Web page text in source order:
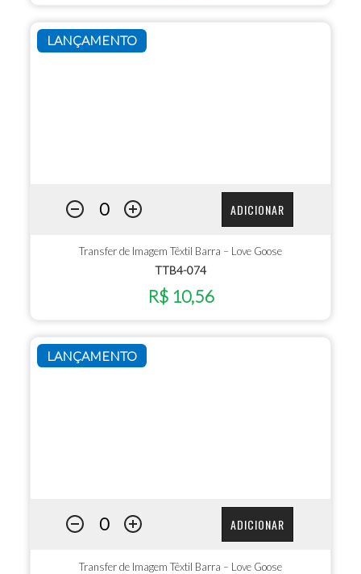
LANÇAMENTO
ADICIONAR
Transfer de Imagem Têxtil Barra – Love Goose
TTB4-074
R$ 10,56
LANÇAMENTO
ADICIONAR
Transfer de Imagem Têxtil Barra – Love Goose